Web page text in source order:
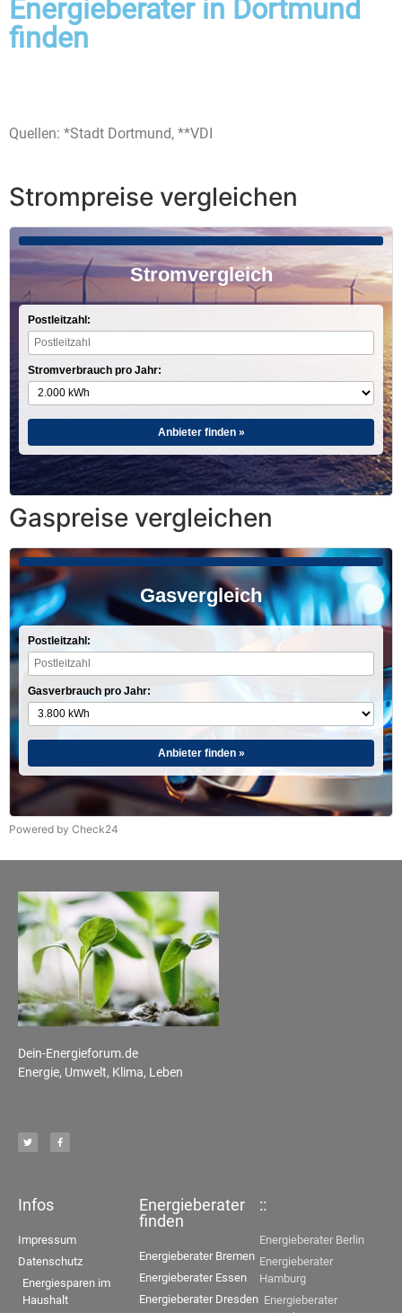
Energieberater in Dortmund
finden
Quellen: *Stadt Dortmund, **VDI
Strompreise vergleichen
Stromvergleich
Postleitzahl:
Stromverbrauch pro Jahr:
Anbieter finden »
Gaspreise vergleichen
Gasvergleich
Postleitzahl:
Gasverbrauch pro Jahr:
Anbieter finden »
Powered by Check24
Dein-Energieforum.de
Energie, Umwelt, Klima, Leben
Infos
Impressum
Datenschutz
Energiesparen im
Haushalt
Energieberater
finden
Energieberater Bremen
Energieberater Essen
Energieberater Dresden
::
Energieberater Berlin
Energieberater
Hamburg
Energieberater